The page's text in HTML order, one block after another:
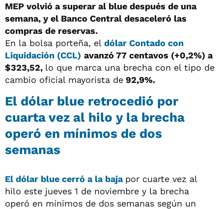
MEP volvió a superar al blue después de una
semana, y el Banco Central desaceleró las
compras de reservas.
En la bolsa porteña, el dólar Contado con
Liquidación (CCL) avanzó 77 centavos (+0,2%) a
$323,52, lo que marca una brecha con el tipo de
cambio oficial mayorista de 92,9%.
El dólar blue retrocedió por
cuarta vez al hilo y la brecha
operó en mínimos de dos
semanas
El dólar blue cerró a la baja por cuarte vez al
hilo este jueves 1 de noviembre y la brecha
operó en mínimos de dos semanas según un